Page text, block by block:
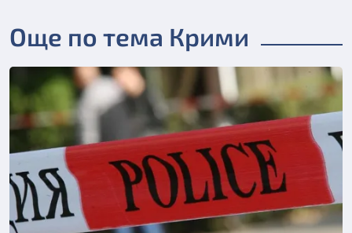
Още по тема Крими